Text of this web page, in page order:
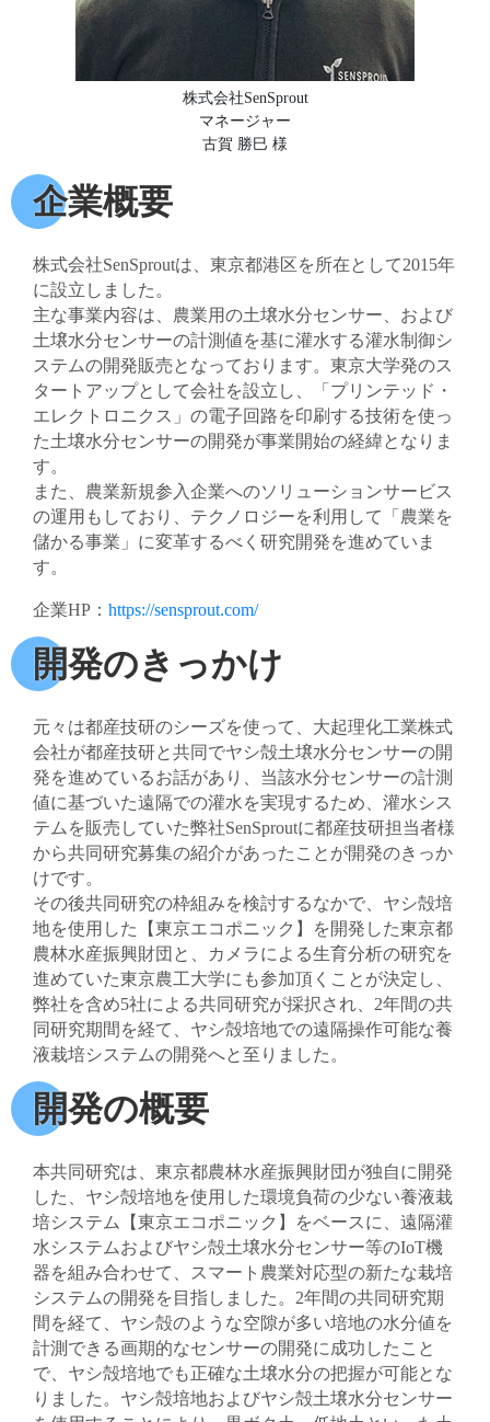
株式会社SenSprout
マネージャー
古賀 勝巳 様
企業概要
株式会社SenSproutは、東京都港区を所在として2015年
に設立しました。
主な事業内容は、農業用の土壌水分センサー、および
土壌水分センサーの計測値を基に灌水する灌水制御シ
ステムの開発販売となっております。東京大学発のス
タートアップとして会社を設立し、「プリンテッド・
エレクトロニクス」の電子回路を印刷する技術を使っ
た土壌水分センサーの開発が事業開始の経緯となりま
す。
また、農業新規参入企業へのソリューションサービス
の運用もしており、テクノロジーを利用して「農業を
儲かる事業」に変革するべく研究開発を進めていま
す。
企業HP： https://sensprout.com/
開発のきっかけ
元々は都産技研のシーズを使って、大起理化工業株式
会社が都産技研と共同でヤシ殻土壌水分センサーの開
発を進めているお話があり、当該水分センサーの計測
値に基づいた遠隔での灌水を実現するため、灌水シス
テムを販売していた弊社SenSproutに都産技研担当者様
から共同研究募集の紹介があったことが開発のきっか
けです。
その後共同研究の枠組みを検討するなかで、ヤシ殻培
地を使用した【東京エコポニック】を開発した東京都
農林水産振興財団と、カメラによる生育分析の研究を
進めていた東京農工大学にも参加頂くことが決定し、
弊社を含め5社による共同研究が採択され、2年間の共
同研究期間を経て、ヤシ殻培地での遠隔操作可能な養
液栽培システムの開発へと至りました。
開発の概要
本共同研究は、東京都農林水産振興財団が独自に開発
した、ヤシ殻培地を使用した環境負荷の少ない養液栽
培システム【東京エコポニック】をベースに、遠隔灌
水システムおよびヤシ殻土壌水分センサー等のIoT機
器を組み合わせて、スマート農業対応型の新たな栽培
システムの開発を目指しました。2年間の共同研究期
間を経て、ヤシ殻のような空隙が多い培地の水分値を
計測できる画期的なセンサーの開発に成功したこと
で、ヤシ殻培地でも正確な土壌水分の把握が可能とな
りました。ヤシ殻培地およびヤシ殻土壌水分センサー